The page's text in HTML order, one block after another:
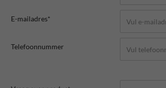
E-mailadres*
Telefoonnummer